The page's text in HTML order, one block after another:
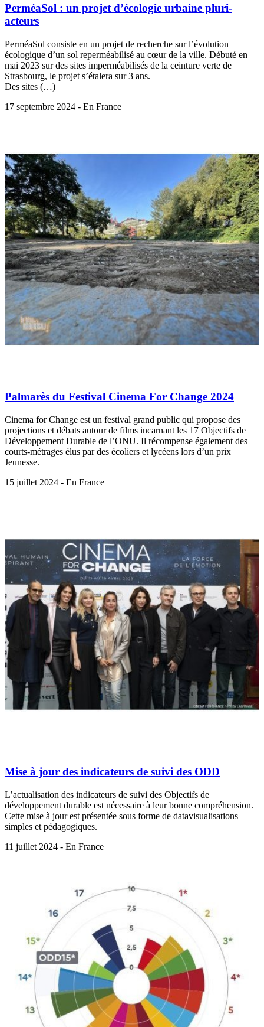
PerméaSol : un projet d’écologie urbaine pluri-
acteurs
PerméaSol consiste en un projet de recherche sur l’évolution
écologique d’un sol reperméabilisé au cœur de la ville. Débuté en
mai 2023 sur des sites imperméabilisés de la ceinture verte de
Strasbourg, le projet s’étalera sur 3 ans.
Des sites (…)
17 septembre 2024 - En France
Palmarès du Festival Cinema For Change 2024
Cinema for Change est un festival grand public qui propose des
projections et débats autour de films incarnant les 17 Objectifs de
Développement Durable de l’ONU. Il récompense également des
courts-métrages élus par des écoliers et lycéens lors d’un prix
Jeunesse.
15 juillet 2024 - En France
Mise à jour des indicateurs de suivi des ODD
L’actualisation des indicateurs de suivi des Objectifs de
développement durable est nécessaire à leur bonne compréhension.
Cette mise à jour est présentée sous forme de datavisualisations
simples et pédagogiques.
11 juillet 2024 - En France